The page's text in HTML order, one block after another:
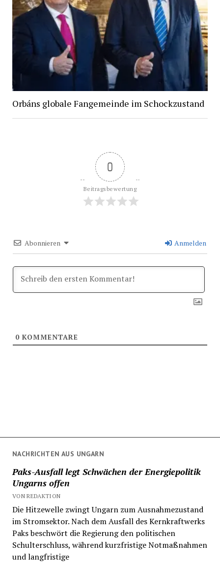
NACHRICHTEN AUS UNGARN
Paks-Ausfall legt Schwächen der Energiepolitik
Ungarns offen
VON REDAKTION
Die Hitzewelle zwingt Ungarn zum Ausnahmezustand
im Stromsektor. Nach dem Ausfall des Kernkraftwerks
Paks beschwört die Regierung den politischen
Schulterschluss, während kurzfristige Notmaßnahmen
und langfristige
Orbáns globale Fangemeinde im Schockzustand
0
Beitragsbewertung
Abonnieren Anmelden
0KOMMENTARE